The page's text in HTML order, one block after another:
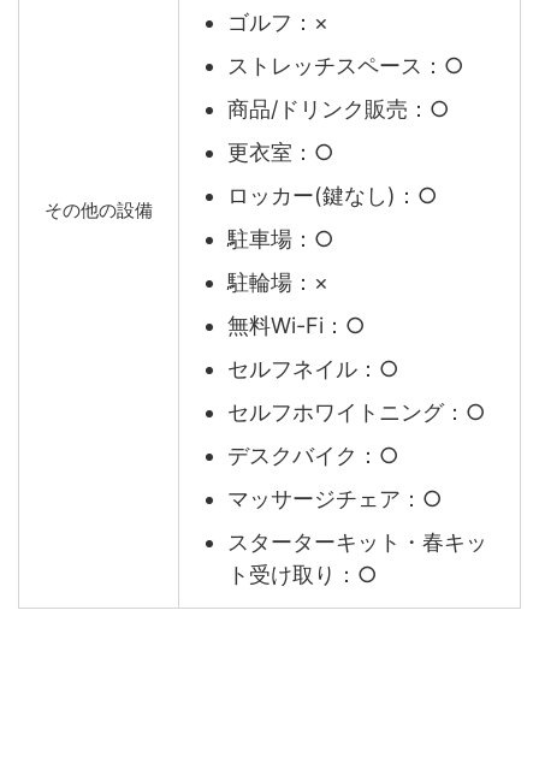
その他の設備
ゴルフ：×
ストレッチスペース：○
商品/ドリンク販売：○
更衣室：○
ロッカー(鍵なし)：○
駐車場：○
駐輪場：×
無料Wi-Fi：○
セルフネイル：○
セルフホワイトニング：○
デスクバイク：○
マッサージチェア：○
スターターキット・春キッ
ト受け取り：○